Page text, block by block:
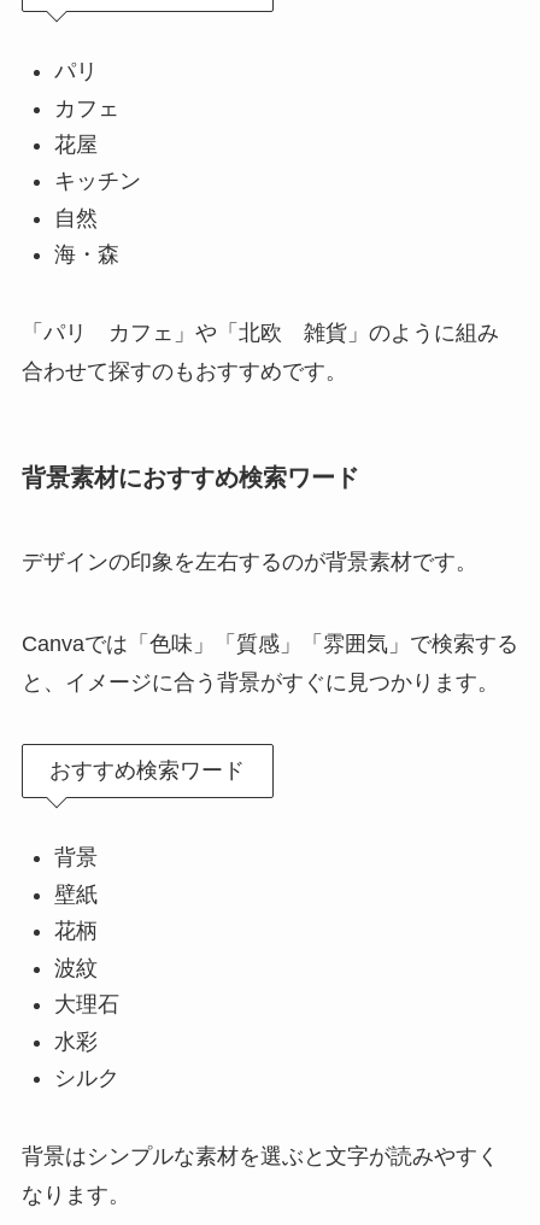
パリ
カフェ
花屋
キッチン
自然
海・森
「パリ カフェ」や「北欧 雑貨」のように組み
合わせて探すのもおすすめです。
背景素材におすすめ検索ワード
デザインの印象を左右するのが背景素材です。
Canvaでは「色味」「質感」「雰囲気」で検索する
と、イメージに合う背景がすぐに見つかります。
おすすめ検索ワード
背景
壁紙
花柄
波紋
大理石
水彩
シルク
背景はシンプルな素材を選ぶと文字が読みやすく
なります。